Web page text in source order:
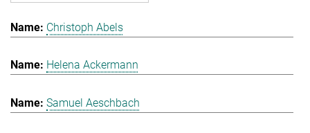
Christoph Abels
Helena Ackermann
Samuel Aeschbach